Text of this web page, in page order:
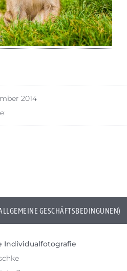
2014
GESCHÄFTSBEDINGUNEN)
Individualfotografie